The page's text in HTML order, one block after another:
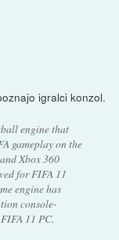
igralci konzol.
engine that
gameplay on the
Xbox 360
for FIFA 11
engine has
console-
11 PC.